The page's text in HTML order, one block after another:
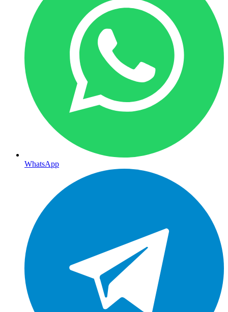
WhatsApp